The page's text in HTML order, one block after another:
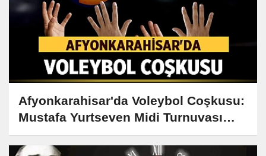
Afyonkarahisar'da Voleybol Coşkusu:
Mustafa Yurtseven Midi Turnuvası
Başlıyor